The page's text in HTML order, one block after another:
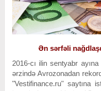
Ən sərfəli
2016-cı ilin sentyabr
ərzində Avrozonadan
"Vestifinance.ru" saytına